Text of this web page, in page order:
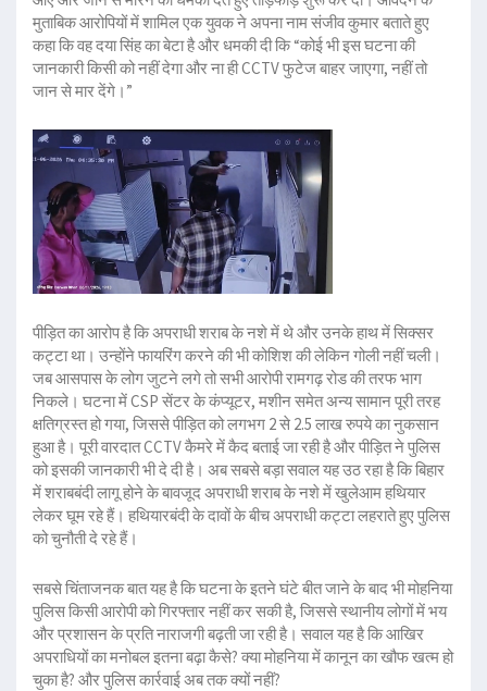
मुताबिक आरोपियों में शामिल एक युवक ने अपना नाम संजीव कुमार बताते हुए
कहा कि वह दया सिंह का बेटा है और धमकी दी कि “कोई भी इस घटना की
जानकारी किसी को नहीं देगा और ना ही CCTV फुटेज बाहर जाएगा, नहीं तो
जान से मार देंगे।”
पीड़ित का आरोप है कि अपराधी शराब के नशे में थे और उनके हाथ में सिक्सर
कट्टा था। उन्होंने फायरिंग करने की भी कोशिश की लेकिन गोली नहीं चली।
जब आसपास के लोग जुटने लगे तो सभी आरोपी रामगढ़ रोड की तरफ भाग
निकले। घटना में CSP सेंटर के कंप्यूटर, मशीन समेत अन्य सामान पूरी तरह
क्षतिग्रस्त हो गया, जिससे पीड़ित को लगभग 2 से 2.5 लाख रुपये का नुकसान
हुआ है। पूरी वारदात CCTV कैमरे में कैद बताई जा रही है और पीड़ित ने पुलिस
को इसकी जानकारी भी दे दी है। अब सबसे बड़ा सवाल यह उठ रहा है कि बिहार
में शराबबंदी लागू होने के बावजूद अपराधी शराब के नशे में खुलेआम हथियार
लेकर घूम रहे हैं। हथियारबंदी के दावों के बीच अपराधी कट्टा लहराते हुए पुलिस
को चुनौती दे रहे हैं।
सबसे चिंताजनक बात यह है कि घटना के इतने घंटे बीत जाने के बाद भी मोहनिया
पुलिस किसी आरोपी को गिरफ्तार नहीं कर सकी है, जिससे स्थानीय लोगों में भय
और प्रशासन के प्रति नाराजगी बढ़ती जा रही है। सवाल यह है कि आखिर
अपराधियों का मनोबल इतना बढ़ा कैसे? क्या मोहनिया में कानून का खौफ खत्म हो
चुका है? और पुलिस कार्रवाई अब तक क्यों नहीं?